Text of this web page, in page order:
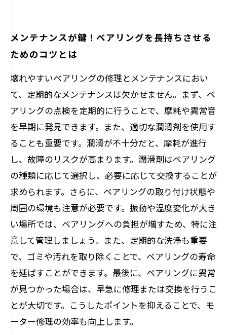
メンテナンスが鍵！ベアリングを長持ちさせる
ためのコツとは
壊れやすいベアリングの修理とメンテナンスにおい
て、定期的なメンテナンスは欠かせません。まず、ベ
アリングの点検を定期的に行うことで、摩耗や異常音
を早期に発見できます。また、適切な潤滑剤を使用す
ることも重要です。潤滑が不十分だと、摩耗が進行
し、故障のリスクが高まります。潤滑剤はベアリング
の種類に応じて選択し、必要に応じて交換することが
求められます。さらに、ベアリングの取り付け状態や
周囲の環境も注意が必要です。振動や温度変化が大き
い場所では、ベアリングへの負担が増すため、特に注
意して管理しましょう。また、定期的な洗浄も重要
で、ゴミや汚れを取り除くことで、ベアリングの寿命
を延ばすことができます。最後に、ベアリングに異常
が見つかった場合は、早急に修理または交換を行うこ
とが大切です。こうしたポイントを抑えることで、モ
ーター修理の効率も向上します。